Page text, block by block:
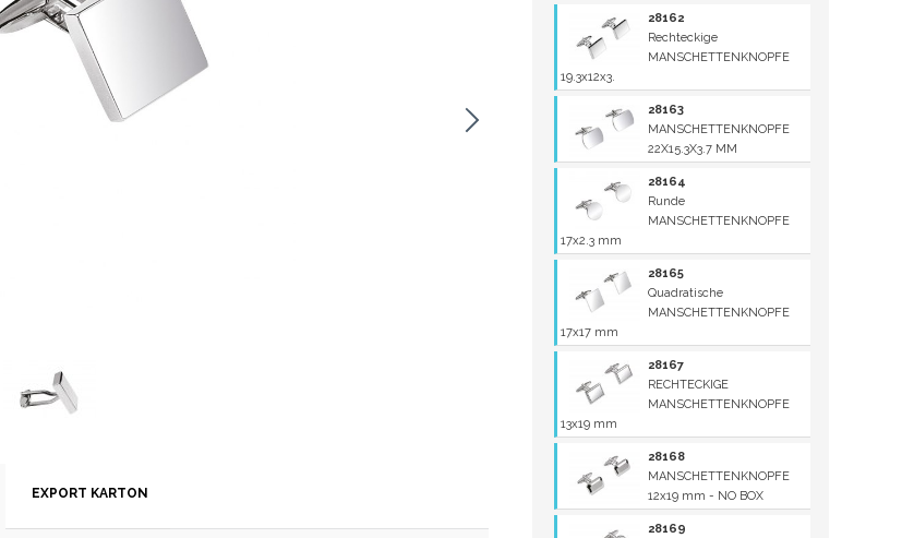
EXPORT KARTON
28162
Rechteckige
MANSCHETTENKNOPFE
19.3x12x3.
28163
MANSCHETTENKNOPFE
22X15.3X3.7 MM
28164
Runde
MANSCHETTENKNOPFE
17x2.3 mm
28165
Quadratische
MANSCHETTENKNOPFE
17x17 mm
28167
RECHTECKIGE
MANSCHETTENKNOPFE
13x19 mm
28168
MANSCHETTENKNOPFE
12x19 mm - NO BOX
28169